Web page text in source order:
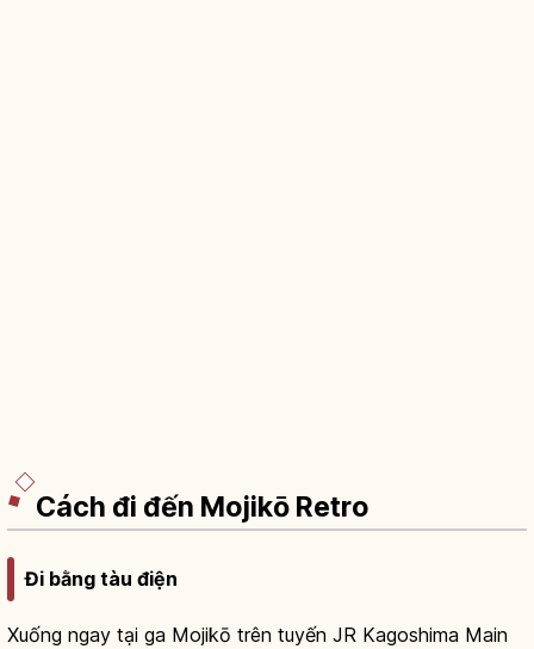
Cách đi đến Mojikō Retro
Đi bằng tàu điện
Xuống ngay tại ga Mojikō trên tuyến JR Kagoshima Main